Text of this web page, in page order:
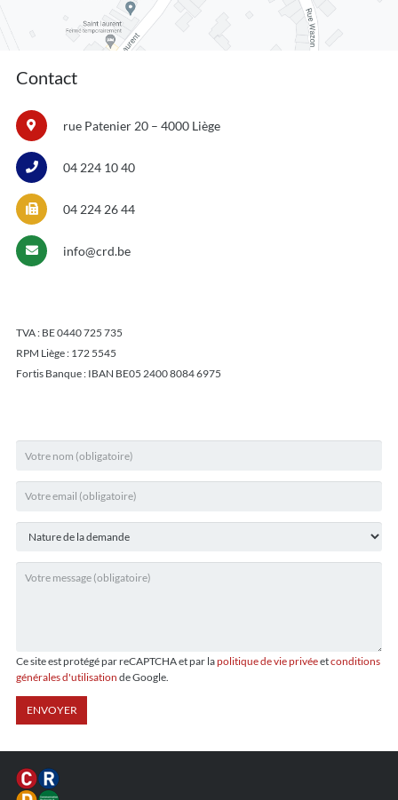
Contact
rue Patenier 20 – 4000 Liège
04 224 10 40
04 224 26 44
info@crd.be
TVA : BE 0440 725 735
RPM Liège : 172 5545
Fortis Banque : IBAN BE05 2400 8084 6975
Ce site est protégé par reCAPTCHA et par lapolitique de vie privéeetconditions
générales d'utilisation de Google.